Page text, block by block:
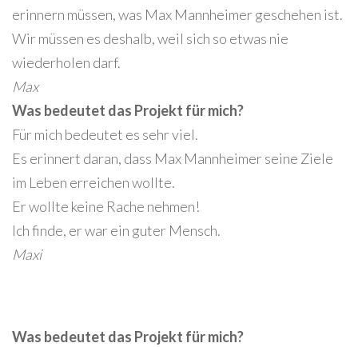
erinnern müssen, was Max Mannheimer geschehen ist.
Wir müssen es deshalb, weil sich so etwas nie
wiederholen darf.
Max
Was bedeutet das Projekt für mich?
Für mich bedeutet es sehr viel.
Es erinnert daran, dass Max Mannheimer seine Ziele
im Leben erreichen wollte.
Er wollte keine Rache nehmen!
Ich finde, er war ein guter Mensch.
Maxi
Was bedeutet das Projekt für mich?